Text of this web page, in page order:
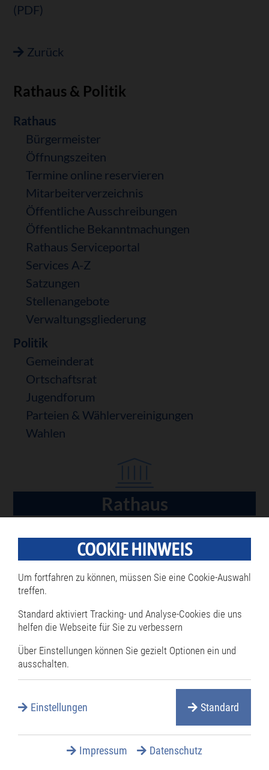
Rathaus & Politik
Navigation
überspringen
Rathaus
Bürgermeister
Öffnungszeiten
Termine online reservieren
Mitarbeiterverzeichnis
Öffentliche Ausschreibungen
Öffentliche Bekanntmachungen
Rathaus Serviceportal
Services A-Z
Satzungen
Stellenangebote
Verwaltungsgliederung
Politik
Gemeinderat
Ortschaftsrat
Jugendforum
Parteien & Wählervereinigungen
Wahlen
(PDF)
Zurück
Rathaus
Bürgermeister
Öffnungszeiten
Termine online reservieren
Öffentliche Ausschreibungen
Öffentliche Bekanntmachungen
Rathaus Serviceportal
Satzungen
Stellenangebote
Verwaltungsgliederung
COOKIE HINWEIS
Um fortfahren zu können, müssen Sie eine Cookie-Auswahl
treffen.
Standard aktiviert Tracking- und Analyse-Cookies die uns
helfen die Webseite für Sie zu verbessern
Über Einstellungen können Sie gezielt Optionen ein und
ausschalten.
Einstellungen Standard
Impressum Datenschutz